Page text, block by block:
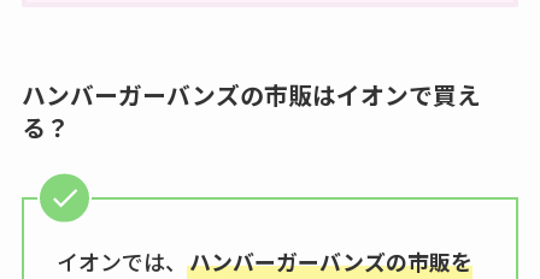
ハンバーガーバンズの市販はイオンで買え
る？
イオンでは、 ハンバーガーバンズの市販を